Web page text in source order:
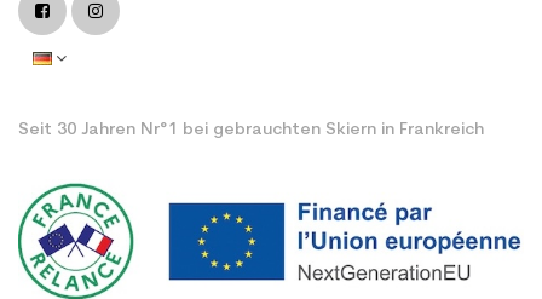
Seit 30 Jahren Nr°1 bei gebrauchten Skiern in Frankreich